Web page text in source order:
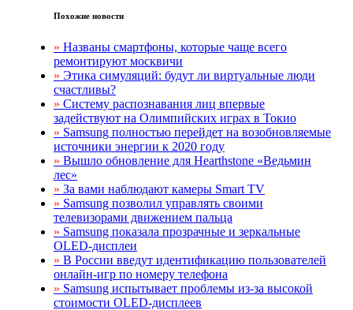
Похожие новости
» Названы смартфоны, которые чаще всего
ремонтируют москвичи
» Этика симуляций: будут ли виртуальные люди
счастливы?
» Систему распознавания лиц впервые
задействуют на Олимпийских играх в Токио
» Samsung полностью перейдет на возобновляемые
источники энергии к 2020 году
» Вышло обновление для Hearthstone «Ведьмин
лес»
» За вами наблюдают камеры Smart TV
» Samsung позволил управлять своими
телевизорами движением пальца
» Samsung показала прозрачные и зеркальные
OLED-дисплеи
» В России введут идентификацию пользователей
онлайн-игр по номеру телефона
» Samsung испытывает проблемы из-за высокой
стоимости OLED-дисплеев